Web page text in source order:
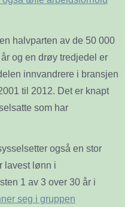
halvparten av de 50 000
og en drøy tredjedel er
innvandrere i bransjen
til 2012. Det er knapt
som har
også en stor
lavest lønn i
1 av 3 over 30 år i
seg i gruppen